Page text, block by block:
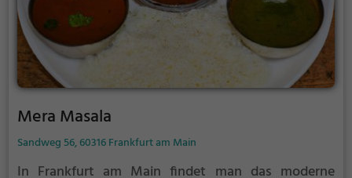
Mera Masala
Sandweg 56, 60316 Frankfurt am Main
In Frankfurt am Main findet man das moderne